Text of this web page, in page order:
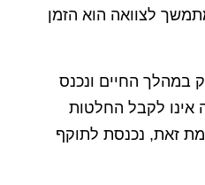
הוא הזמן
החיים ונכנס
החלטות
נכנסת לתוקף